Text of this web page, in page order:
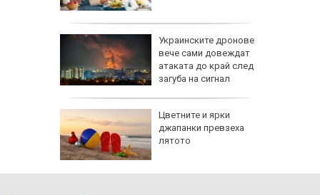
Украинските дронове
вече сами довеждат
атаката до край след
загуба на сигнал
Цветните и ярки
джапанки превзеха
лятото